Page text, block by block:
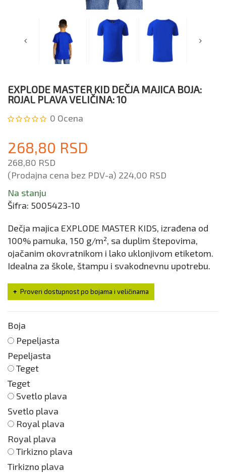
EXPLODE MASTER KID DEČJA MAJICA BOJA:
ROJAL PLAVA VELIČINA: 10
0 Ocena
268,80 RSD
268,80 RSD
(Prodajna cena bez PDV-a) 224,00 RSD
Na stanju
Šifra: 5005423-10
Dečja majica EXPLODE MASTER KIDS, izrađena od
100% pamuka, 150 g/m², sa duplim štepovima,
ojačanim okovratnikom i lako uklonjivom etiketom.
Idealna za škole, štampu i svakodnevnu upotrebu.
Proveri dostupnost po bojama i veličinama
Boja
Pepeljasta
Pepeljasta
Teget
Teget
Svetlo plava
Svetlo plava
Royal plava
Royal plava
Tirkizno plava
Tirkizno plava